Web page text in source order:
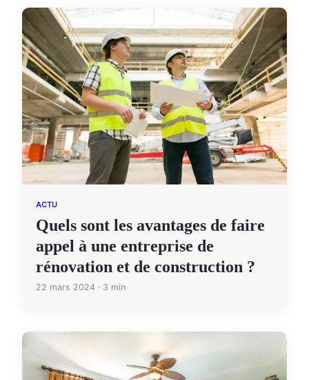
ACTU
Quels sont les avantages de faire
appel à une entreprise de
rénovation et de construction ?
22 mars 2024 · 3 min